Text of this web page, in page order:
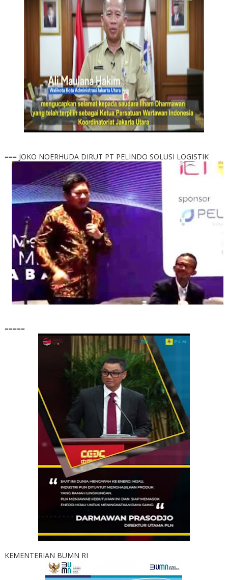
=== JOKO NOERHUDA DIRUT PT PELINDO SOLUSI LOGISTIK
=====
KEMENTERIAN BUMN RI